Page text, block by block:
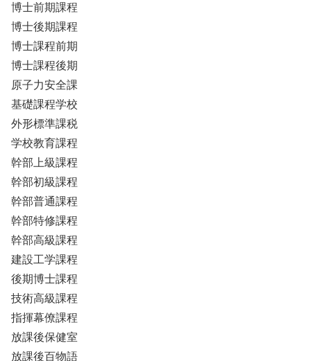
博士前期課程
博士後期課程
博士課程前期
博士課程後期
原子力安全課
基礎課程学校
外形標準課税
学校教育課程
幹部上級課程
幹部初級課程
幹部普通課程
幹部特修課程
幹部高級課程
建設工学課程
後期博士課程
技術高級課程
指揮幕僚課程
放課後保健室
放課後百物語